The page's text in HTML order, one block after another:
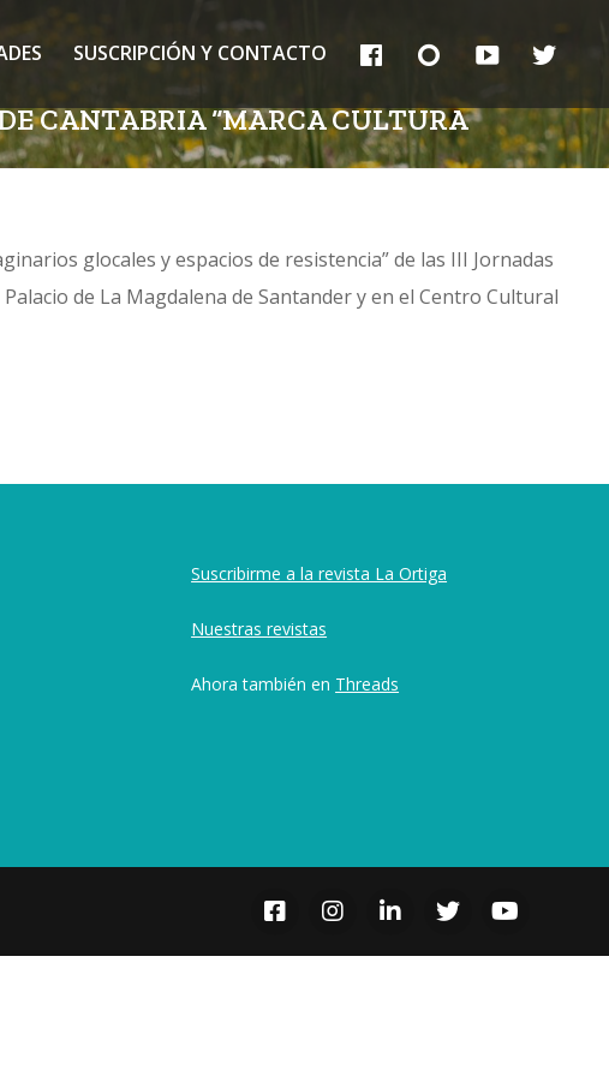
SUSCRIPCIÓN Y CONTACTO YT
CANTABRIA “MARCA CULTURA
glocales y espacios de resistencia” de las III Jornadas
de La Magdalena de Santander y en el Centro Cultural
Suscribirme a la revista La Ortiga
Nuestras revistas
Ahora también en Threads